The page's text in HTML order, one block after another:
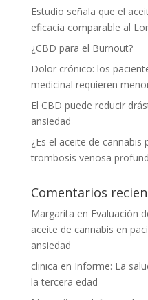
Estudio señala que el
eficacia comparable al
¿CBD para el Burnout?
Dolor crónico: los
medicinal requieren
El CBD puede reducir
ansiedad
¿Es el aceite de
trombosis venosa
Comentarios
Margarita en Evaluación
aceite de cannabis en
ansiedad
clinica en Informe: La
la tercera edad